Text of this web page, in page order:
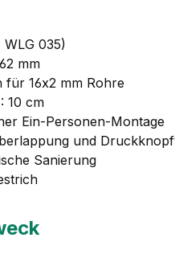
035)
mm
16x2 mm Rohre
10 cm
Ein-Personen-Montage
und
Sanierung